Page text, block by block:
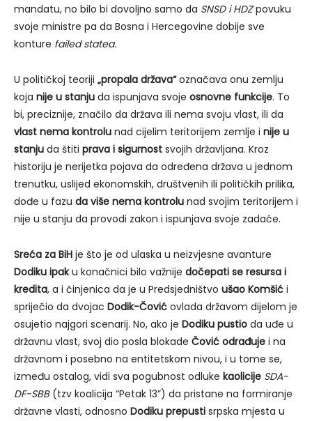
mandatu, no bilo bi dovoljno samo da SNSD i HDZpovuku
svoje ministre pa da Bosna i Hercegovine dobije sve
konture failed statea.
U političkoj teoriji „propala država“označava onu zemlju
koja nije u stanju da ispunjava svoje osnovne funkcije. To
bi, preciznije, značilo da država ili nema svoju vlast, ili da
vlast nema kontrolu nad cijelim teritorijem zemlje i nije u
stanju da štiti prava i sigurnost svojih državljana. Kroz
historiju je nerijetka pojava da određena država u jednom
trenutku, uslijed ekonomskih, društvenih ili političkih prilika,
dođe u fazu da više nema kontrolu nad svojim teritorijem i
nije u stanju da provodi zakon i ispunjava svoje zadaće.
Sreća za BiH je što je od ulaska u neizvjesne avanture
Dodiku ipaku konačnici bilo važnije dočepati se resursa i
kredita, a i činjenica da je u Predsjedništvo ušao Komšić i
spriječio da dvojac Dodik-Čović ovlada državom dijelom je
osujetio najgori scenarij. No, ako je Dodiku pustio da uđe u
državnu vlast, svoj dio posla blokade Čović odrađuje i na
državnom i posebno na entitetskom nivou, i u tome se,
između ostalog, vidi sva pogubnost odluke kaolicije SDA-
DF-SBB(tzv koalicija “Petak 13”) da pristane na formiranje
državne vlasti, odnosno Dodiku prepusti srpska mjesta u